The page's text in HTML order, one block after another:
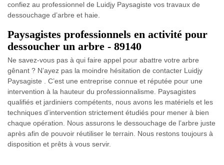
confiez au professionnel de Luidjy Paysagiste vos travaux de
dessouchage d’arbre et haie.
Paysagistes professionnels en activité pour
dessoucher un arbre - 89140
Ne savez-vous pas à qui faire appel pour abattre votre arbre
gênant ? N’ayez pas la moindre hésitation de contacter Luidjy
Paysagiste . C’est une entreprise connue et réputée pour une
intervention à la hauteur du professionnalisme. Paysagistes
qualifiés et jardiniers compétents, nous avons les matériels et les
techniques d’intervention strictement étudiés pour mener à bien
chaque opération. Nous assurons le dessouchage de l’arbre juste
après afin de pouvoir réutiliser le terrain. Nous restons toujours à
disposition et prêts à vous servir.